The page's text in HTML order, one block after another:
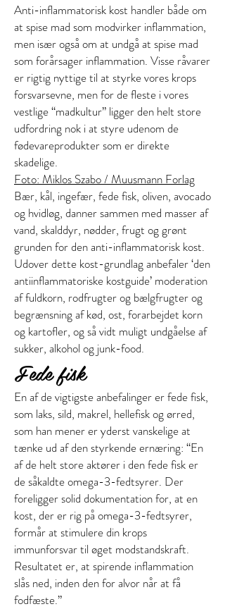
Anti-inflammatorisk kost handler både om
at spise mad som modvirker inflammation,
men især også om at undgå at spise mad
som forårsager inflammation. Visse råvarer
er rigtig nyttige til at styrke vores krops
forsvarsevne, men for de fleste i vores
vestlige “madkultur” ligger den helt store
udfordring nok i at styre udenom de
fødevareprodukter som er direkte
skadelige.
Foto: Miklos Szabo / Muusmann Forlag
Bær, kål, ingefær, fede fisk, oliven, avocado
og hvidløg, danner sammen med masser af
vand, skalddyr, nødder, frugt og grønt
grunden for den anti-inflammatorisk kost.
Udover dette kost-grundlag anbefaler ‘den
antiinflammatoriske kostguide’ moderation
af fuldkorn, rodfrugter og bælgfrugter og
begrænsning af kød, ost, forarbejdet korn
og kartofler, og så vidt muligt undgåelse af
sukker, alkohol og junk-food.
Fede fisk
En af de vigtigste anbefalinger er fede fisk,
som laks, sild, makrel, hellefisk og ørred,
som han mener er yderst vanskelige at
tænke ud af den styrkende ernæring: “En
af de helt store aktører i den fede fisk er
de såkaldte omega-3-fedtsyrer. Der
foreligger solid dokumentation for, at en
kost, der er rig på omega-3-fedtsyrer,
formår at stimulere din krops
immunforsvar til øget modstandskraft.
Resultatet er, at spirende inflammation
slås ned, inden den for alvor når at få
fodfæste.”